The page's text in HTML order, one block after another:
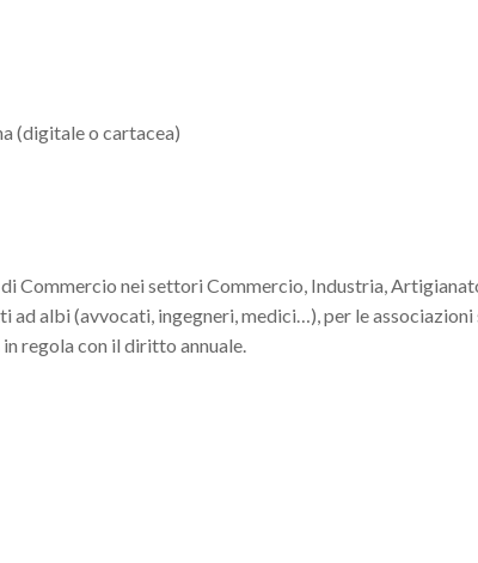
(digitale o cartacea)
Commercio nei settori Commercio, Industria,
albi (avvocati, ingegneri, medici…), per le
regola con il diritto annuale.